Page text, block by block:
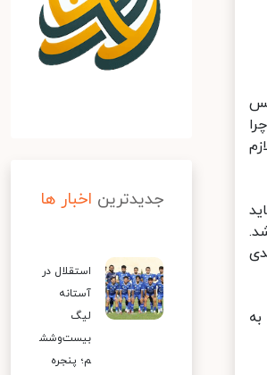
جدیدترین اخبار ها
استقلال در
آستانه
لیگ
بیست‌وشش
م؛ پنجره